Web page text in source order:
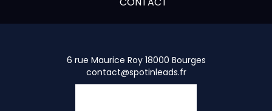
6 rue Maurice Roy 18000 Bourges
contact@spotinleads.fr